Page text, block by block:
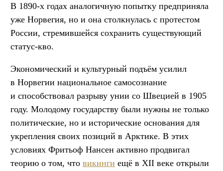
В 1890-х годах аналогичную попытку предприняла
уже Норвегия, но и она столкнулась с протестом
России, стремившейся сохранить существующий
статус-кво.
Экономический и культурный подъём усилил
в Норвегии национальное самосознание
и способствовал разрыву унии со Швецией в 1905
году. Молодому государству были нужны не только
политические, но и исторические основания для
укрепления своих позиций в Арктике. В этих
условиях Фритьоф Нансен активно продвигал
теорию о том, что викинги ещё в XII веке открыли